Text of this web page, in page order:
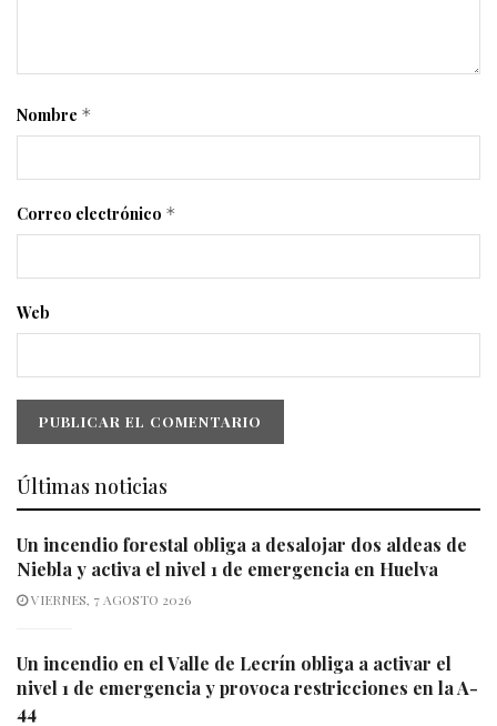
Nombre *
Correo electrónico *
Web
Últimas noticias
Un incendio forestal obliga a desalojar dos aldeas de
Niebla y activa el nivel 1 de emergencia en Huelva
VIERNES, 7 AGOSTO 2026
Un incendio en el Valle de Lecrín obliga a activar el
nivel 1 de emergencia y provoca restricciones en la A-
44